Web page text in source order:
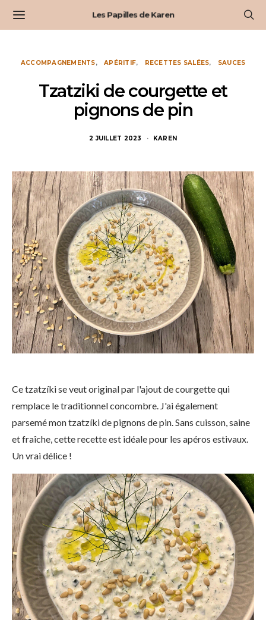
Les Papilles de Karen
ACCOMPAGNEMENTS APÉRITIF RECETTES SALÉES SAUCES
Tzatziki de courgette et
pignons de pin
2 JUILLET 2023 KAREN
Ce tzatzíki se veut original par l'ajout de courgette qui
remplace le traditionnel concombre. J'ai également
parsemé mon tzatzíki de pignons de pin. Sans cuisson, saine
et fraîche, cette recette est idéale pour les apéros estivaux.
Un vrai délice !